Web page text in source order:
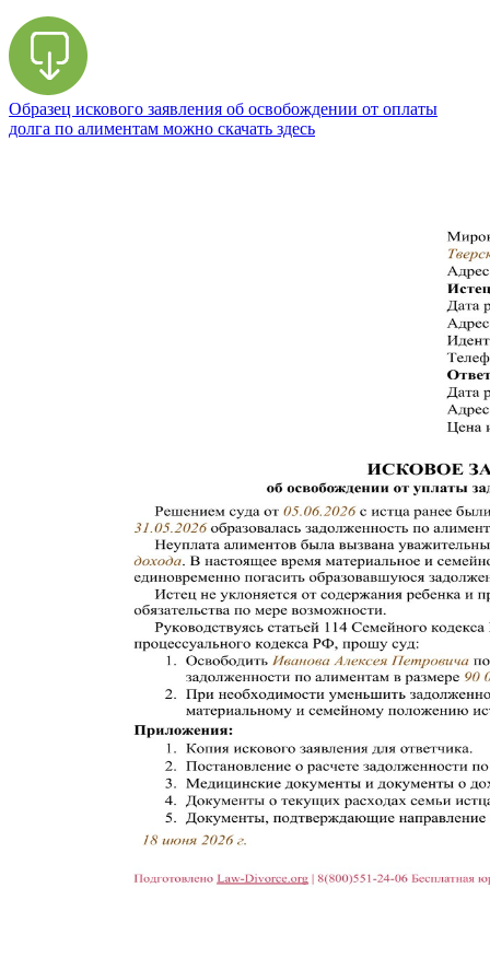
Образец искового заявления об освобождении от оплаты
долга по алиментам можно скачать здесь